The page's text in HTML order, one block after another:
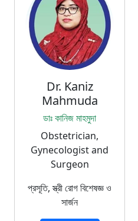
Dr. Kaniz
Mahmuda
ডাঃ কানিজ মাহমুদা
Obstetrician,
Gynecologist and
Surgeon
প্রসূতি, স্ত্রী রোগ বিশেষজ্ঞ ও
সার্জন